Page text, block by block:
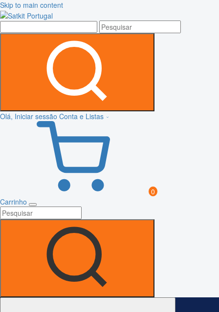
Skip to main content
Olá, Iniciar sessão Conta e Listas
0
Carrinho